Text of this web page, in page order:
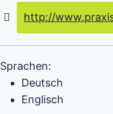
http://
Sprachen:
Deutsch
Englisch